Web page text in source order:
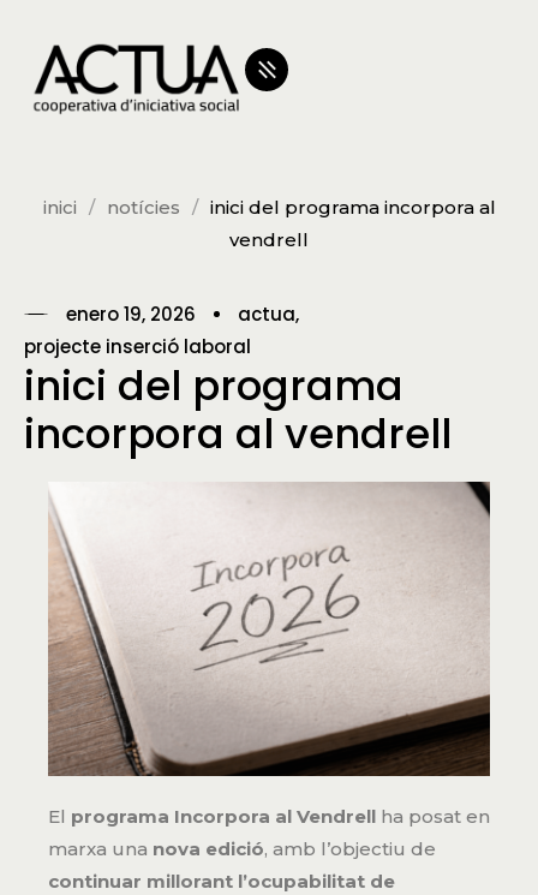
inici notícies
inici del programa incorpora al
vendrell
enero 19, 2026
actua
projecte inserció laboral
inici del programa
incorpora al vendrell
El programa Incorpora al Vendrell ha posat en
marxa una nova edició, amb l’objectiu de
continuar millorant l’ocupabilitat de